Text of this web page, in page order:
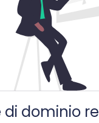
di dominio